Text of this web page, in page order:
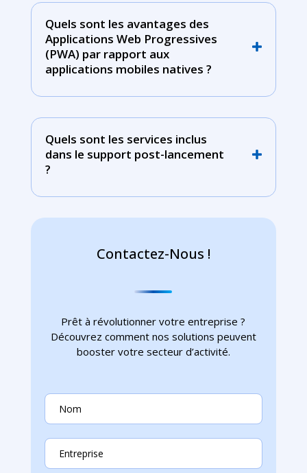
Quels sont les avantages des
Applications Web Progressives
(PWA) par rapport aux
applications mobiles natives ?
Quels sont les services inclus
dans le support post-lancement
?
Contactez-Nous !
Prêt à révolutionner votre entreprise ?
Découvrez comment nos solutions peuvent
booster votre secteur d’activité.